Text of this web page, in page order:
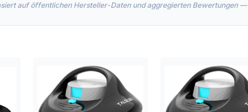
auf öffentlichen Hersteller-Daten und aggregierten Bewertungen